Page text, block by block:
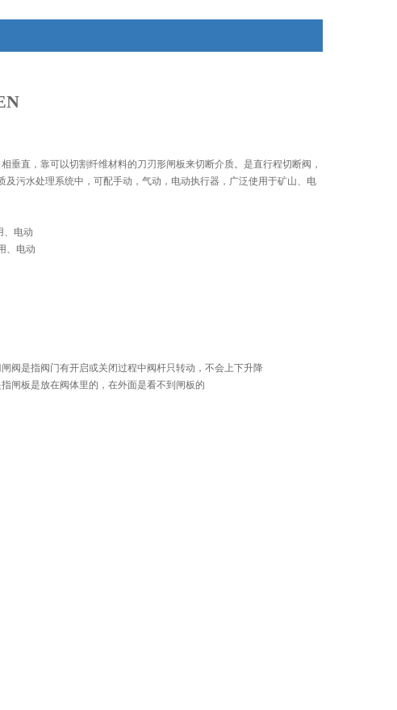
垂直，靠可以切割纤维材料的刀刃形闸板来切断介质。是直行程切断阀，
污水处理系统中，可配手动，气动，电动执行器，广泛使用于矿山、电
、电动
、电动
阀是指阀门有开启或关闭过程中阀杆只转动，不会上下升降
闸板是放在阀体里的，在外面是看不到闸板的